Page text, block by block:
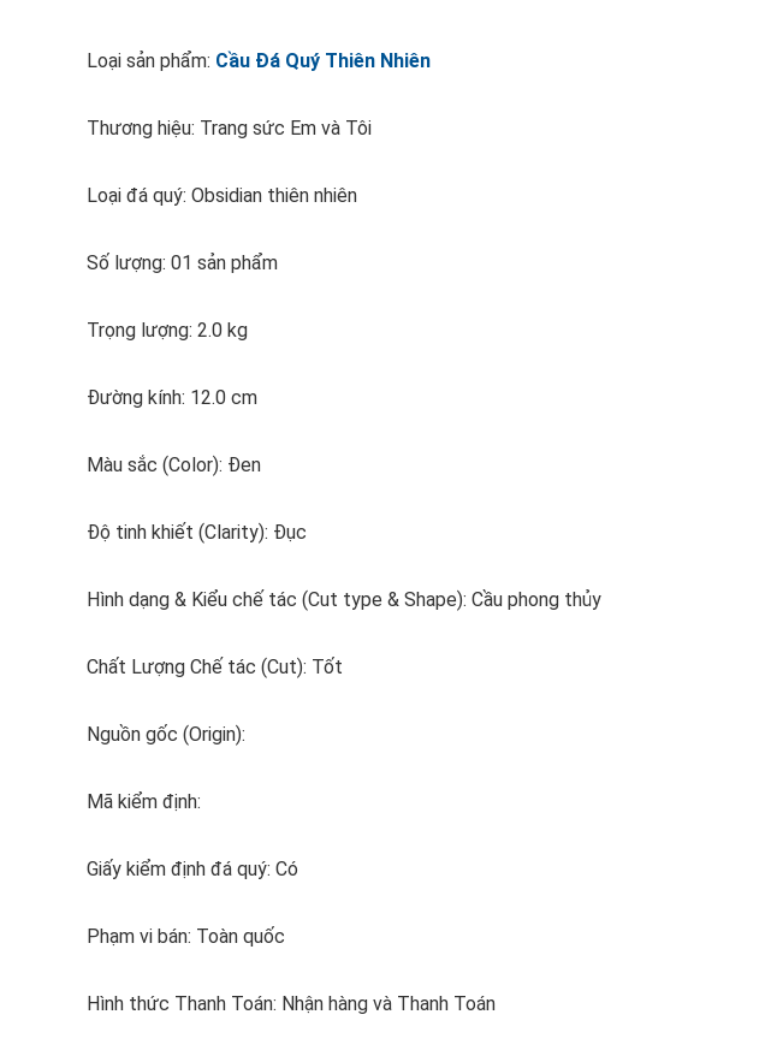
Loại sản phẩm: Cầu Đá Quý Thiên Nhiên
Thương hiệu: Trang sức Em và Tôi
Loại đá quý: Obsidian thiên nhiên
Số lượng: 01 sản phẩm
Trọng lượng: 2.0 kg
Đường kính: 12.0 cm
Màu sắc (Color): Đen
Độ tinh khiết (Clarity): Đục
Hình dạng & Kiểu chế tác (Cut type & Shape): Cầu phong thủy
Chất Lượng Chế tác (Cut): Tốt
Nguồn gốc (Origin):
Mã kiểm định:
Giấy kiểm định đá quý: Có
Phạm vi bán: Toàn quốc
Hình thức Thanh Toán: Nhận hàng và Thanh Toán